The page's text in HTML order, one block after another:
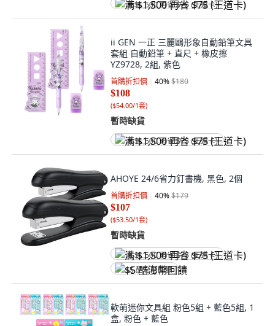
满 $1,500 再省 $75 (王道卡)
ii GEN 一正 三麗鷗形象自動鉛筆文具
套組 自動鉛筆 + 直尺 + 橡皮擦
YZ9728, 2組, 紫色
首購折扣價 40%$180
$108
($54.00/1套)
暫時缺貨
满 $1,500 再省 $75 (王道卡)
AHOYE 24/6省力釘書機, 黑色, 2個
首購折扣價 40%$179
$107
($53.50/1套)
暫時缺貨
满 $1,500 再省 $75 (王道卡)
$5 酷澎幣回饋
軟萌迷你文具組 粉色5組 + 藍色5組, 1
盒, 粉色 + 藍色